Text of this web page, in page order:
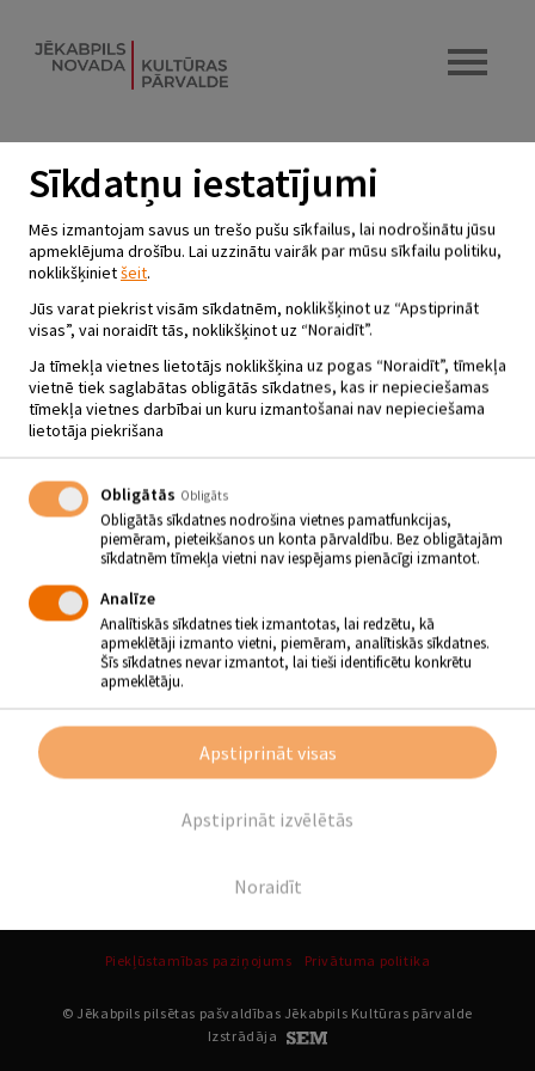
UKRAIŅU BIEDRĪBAS “JAVIR” 15
GADU JUBILEJAS PASĀKUMS
14.09.2019 - plkst.14.00
KRUSTPILS KULTŪRAS NAMS
SEKO MUMS
Piekļūstamības paziņojums Privātuma politika
© Jēkabpils pilsētas pašvaldības Jēkabpils Kultūras pārvalde
Izstrādāja
Sīkdatņu iestatījumi
Mēs izmantojam savus un trešo pušu sīkfailus, lai nodrošinātu jūsu
apmeklējuma drošību. Lai uzzinātu vairāk par mūsu sīkfailu politiku,
noklikšķinietšeit.
Jūs varat piekrist visām sīkdatnēm, noklikšķinot uz “Apstiprināt
visas”, vai noraidīt tās, noklikšķinot uz “Noraidīt”.
Ja tīmekļa vietnes lietotājs noklikšķina uz pogas “Noraidīt”, tīmekļa
vietnē tiek saglabātas obligātās sīkdatnes, kas ir nepieciešamas
tīmekļa vietnes darbībai un kuru izmantošanai nav nepieciešama
lietotāja piekrišana
Obligātās Obligāts
Obligātās sīkdatnes nodrošina vietnes pamatfunkcijas,
piemēram, pieteikšanos un konta pārvaldību. Bez obligātajām
sīkdatnēm tīmekļa vietni nav iespējams pienācīgi izmantot.
Analīze
Analītiskās sīkdatnes tiek izmantotas, lai redzētu, kā
apmeklētāji izmanto vietni, piemēram, analītiskās sīkdatnes.
Šīs sīkdatnes nevar izmantot, lai tieši identificētu konkrētu
apmeklētāju.
Noraidīt
Apstiprināt izvēlētās
Apstiprināt visas